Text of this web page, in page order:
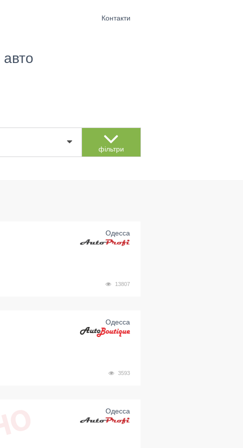
Контакти
авто
фільтри
Одесса
13807
Одесса
3593
Одесса